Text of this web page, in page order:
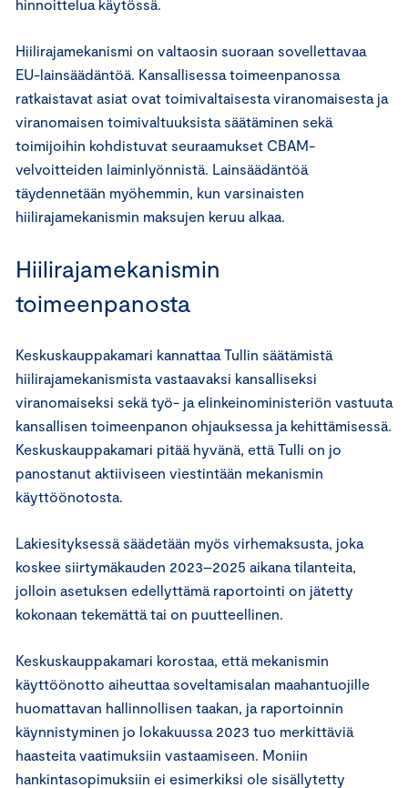
hinnoittelua käytössä.
Hiilirajamekanismi on valtaosin suoraan sovellettavaa
EU-lainsäädäntöä. Kansallisessa toimeenpanossa
ratkaistavat asiat ovat toimivaltaisesta viranomaisesta ja
viranomaisen toimivaltuuksista säätäminen sekä
toimijoihin kohdistuvat seuraamukset CBAM-
velvoitteiden laiminlyönnistä. Lainsäädäntöä
täydennetään myöhemmin, kun varsinaisten
hiilirajamekanismin maksujen keruu alkaa.
Hiilirajamekanismin
toimeenpanosta
Keskuskauppakamari kannattaa Tullin säätämistä
hiilirajamekanismista vastaavaksi kansalliseksi
viranomaiseksi sekä työ- ja elinkeinoministeriön vastuuta
kansallisen toimeenpanon ohjauksessa ja kehittämisessä.
Keskuskauppakamari pitää hyvänä, että Tulli on jo
panostanut aktiiviseen viestintään mekanismin
käyttöönotosta.
Lakiesityksessä säädetään myös virhemaksusta, joka
koskee siirtymäkauden 2023–2025 aikana tilanteita,
jolloin asetuksen edellyttämä raportointi on jätetty
kokonaan tekemättä tai on puutteellinen.
Keskuskauppakamari korostaa, että mekanismin
käyttöönotto aiheuttaa soveltamisalan maahantuojille
huomattavan hallinnollisen taakan, ja raportoinnin
käynnistyminen jo lokakuussa 2023 tuo merkittäviä
haasteita vaatimuksiin vastaamiseen. Moniin
hankintasopimuksiin ei esimerkiksi ole sisällytetty